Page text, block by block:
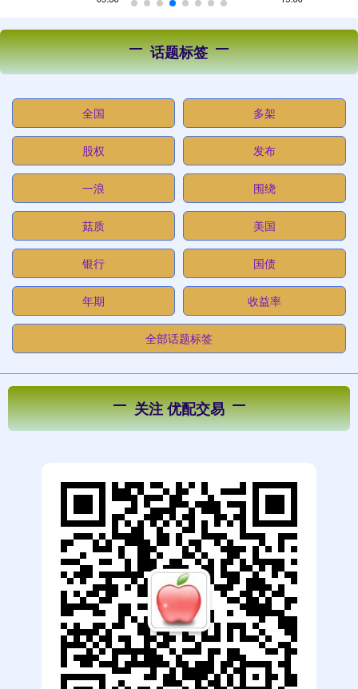
话题标签
全国 多架
股权 发布
一浪 围绕
菇质 美国
银行 国债
年期 收益率
全部话题标签
关注 优配交易